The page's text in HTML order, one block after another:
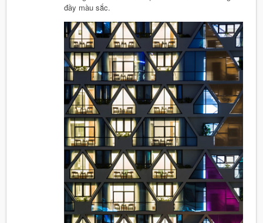
đầy màu sắc.